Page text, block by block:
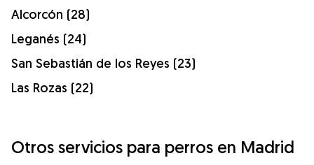
Alcorcón (28)
Leganés (24)
San Sebastián de los Reyes (23)
Las Rozas (22)
Otros servicios para perros en Madrid